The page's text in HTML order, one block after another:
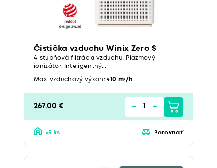
Čistička vzduchu Winix Zero S
4-stupňová filtrácia vzduchu. Plazmový
ionizátor. Inteligentný...
Max. vzduchový výkon:410 mᶟ/h
267,00 €
>5 ks Porovnať